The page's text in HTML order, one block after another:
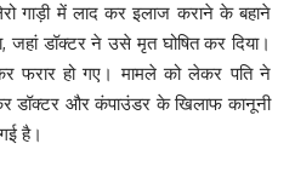
गाड़ी में लाद कर इलाज कराने के बहाने
डॉक्टर ने उसे मृत घोषित कर दिया।
फरार हो गए। मामले को लेकर पति ने
डॉक्टर और कंपाउंडर के खिलाफ कानूनी
है।